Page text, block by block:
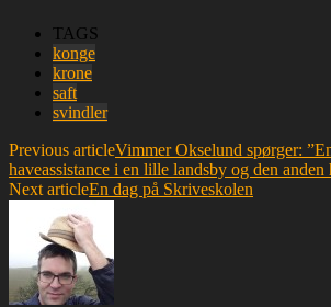
TAGS
konge
krone
saft
svindler
Previous articleVimmer Okselund spørger:
haveassistance i en lille landsby og den anden
Next articleEn dag på Skriveskolen